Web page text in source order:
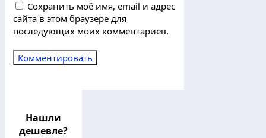
Сохранить моё имя, email и адрес
сайта в этом браузере для
последующих моих комментариев.
Нашли
дешевле?